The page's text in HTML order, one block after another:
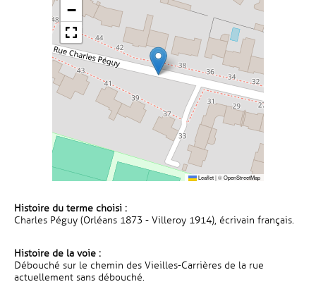
−
Leaflet|©OpenStreetMap
Histoire du terme choisi :
Charles Péguy (Orléans 1873 - Villeroy 1914), écrivain français.
Histoire de la voie :
Débouché sur le chemin des Vieilles-Carrières de la rue
actuellement sans débouché.